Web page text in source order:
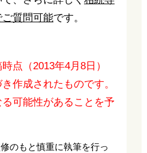
質問可能です。
点（2013年4月8日）
作成されたものです。
可能性があることを予
のもと慎重に執筆を行っ